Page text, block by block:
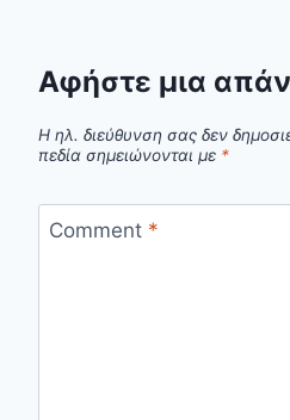
Αφήστε μια
Η ηλ. διεύθυνση σας δεν
πεδία σημειώνονται με *
Comment *